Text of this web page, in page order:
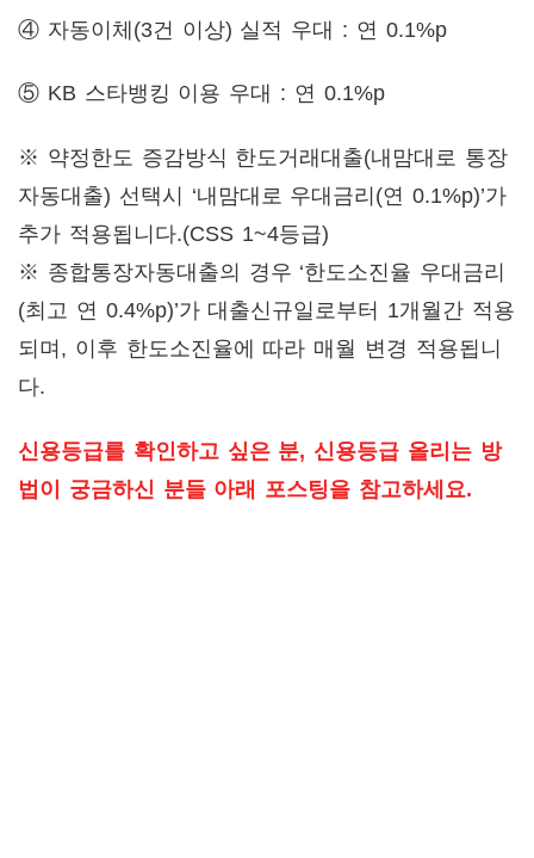
④ 자동이체(3건 이상) 실적 우대 : 연 0.1%p
⑤ KB 스타뱅킹 이용 우대 : 연 0.1%p
※ 약정한도 증감방식 한도거래대출(내맘대로 통장
자동대출) 선택시 ‘내맘대로 우대금리(연 0.1%p)’가
추가 적용됩니다.(CSS 1~4등급)
※ 종합통장자동대출의 경우 ‘한도소진율 우대금리
(최고 연 0.4%p)’가 대출신규일로부터 1개월간 적용
되며, 이후 한도소진율에 따라 매월 변경 적용됩니
다.
신용등급를 확인하고 싶은 분, 신용등급 올리는 방
법이 궁금하신 분들 아래 포스팅을 참고하세요.